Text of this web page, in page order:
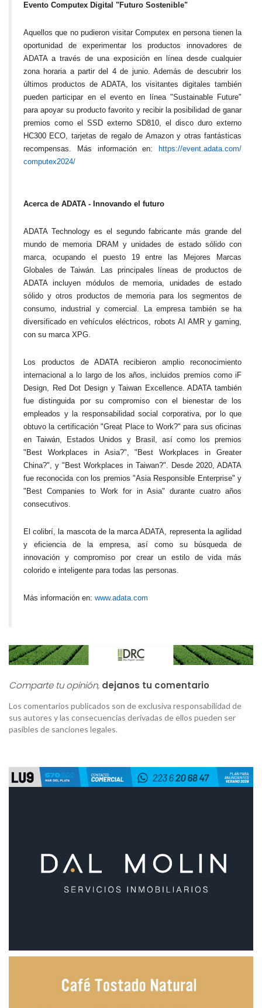
Evento Computex Digital "Futuro Sostenible"
Aquellos que no pudieron visitar Computex en persona tienen la
oportunidad de experimentar los productos innovadores de
ADATA a través de una exposición en línea desde cualquier
zona horaria a partir del 4 de junio. Además de descubrir los
últimos productos de ADATA, los visitantes digitales también
pueden participar en el evento en línea "Sustainable Future"
para apoyar su producto favorito y recibir la posibilidad de ganar
premios como el SSD externo SD810, el disco duro externo
HC300 ECO, tarjetas de regalo de Amazon y otras fantásticas
recompensas.
Más información en:
https://event.adata.com/
computex2024/
Acerca de ADATA - Innovando el futuro
ADATA Technology es el segundo fabricante más grande del
mundo de memoria DRAM y unidades de estado sólido con
marca, ocupando el puesto 19 entre las Mejores Marcas
Globales de Taiwán. Las principales líneas de productos de
ADATA incluyen módulos de memoria, unidades de estado
sólido y otros productos de memoria para los segmentos de
consumo, industrial y comercial. La empresa también se ha
diversificado en vehículos eléctricos, robots AI AMR y gaming,
con su marca XPG.
Los productos de ADATA recibieron amplio reconocimiento
internacional a lo largo de los años, incluidos premios como iF
Design, Red Dot Design y Taiwan Excellence. ADATA también
fue distinguida por su compromiso con el bienestar de los
empleados y la responsabilidad social corporativa, por lo que
obtuvo la certificación "Great Place to Work?" para sus oficinas
en Taiwán, Estados Unidos y Brasil, así como los premios
"Best Workplaces in Asia?", "Best Workplaces in Greater
China?", y "Best Workplaces in Taiwan?". Desde 2020, ADATA
fue reconocida con los premios "Asia Responsible Enterprise" y
"Best Companies to Work for in Asia" durante cuatro años
consecutivos.
El colibrí, la mascota de la marca ADATA, representa la agilidad
y eficiencia de la empresa, así como su búsqueda de
innovación y compromiso por crear un estilo de vida más
colorido e inteligente para todas las personas.
Más información en: www.adata.com
Comparte tu opinión, dejanos tu comentario
Los comentarios publicados son de exclusiva responsabilidad de
sus autores y las consecuencias derivadas de ellos pueden ser
pasibles de sanciones legales.